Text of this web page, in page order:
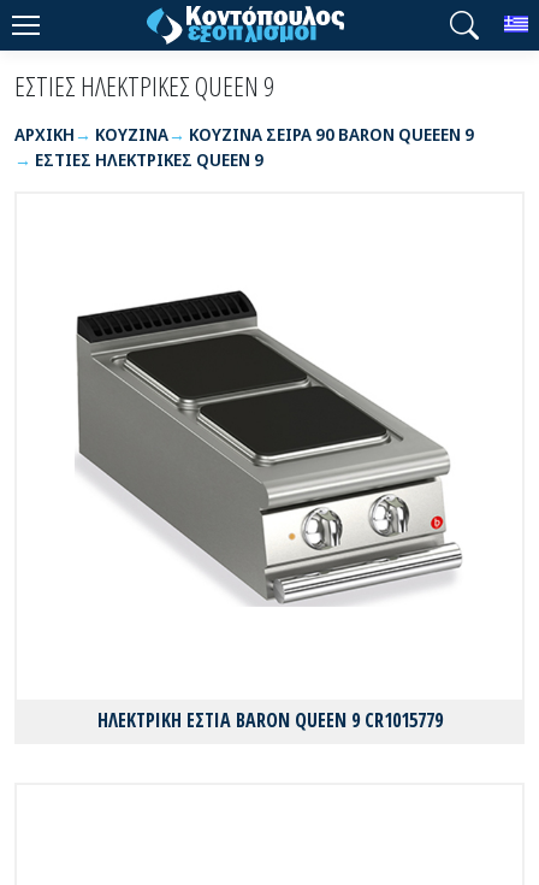
ΕΣΤΙΕΣ ΗΛΕΚΤΡΙΚΕΣ QUEEN 9
ΑΡΧΙΚΉ ΚΟΥΖΙΝΑ
ΚΟΥΖΙΝΑ ΣΕΙΡΑ 90 BARON QUEEEN 9
ΕΣΤΙΕΣ ΗΛΕΚΤΡΙΚΕΣ QUEEN 9
ΗΛΕΚΤΡΙΚΗ ΕΣΤΙΑ BARON QUEEN 9 CR1015779